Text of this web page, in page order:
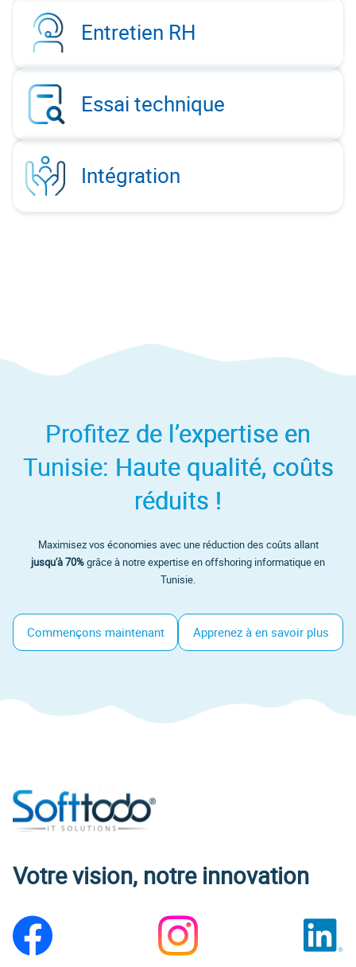
Entretien RH
Essai technique
Intégration
Profitez de l’expertise en
Tunisie: Haute qualité, coûts
réduits !
Maximisez vos économies avec une réduction des coûts allant
jusqu'à 70%grâce à notre expertise en offshoring informatique en
Tunisie.
Commençons maintenant Apprenez à en savoir plus
Votre vision, notre innovation